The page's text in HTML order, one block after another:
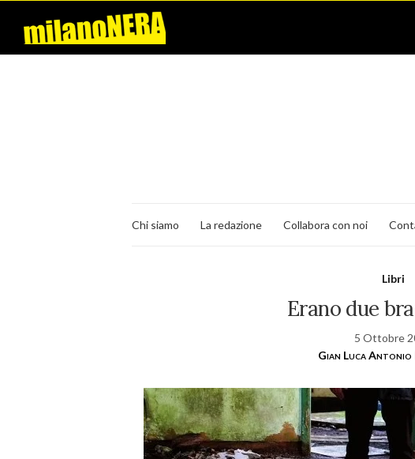
Chi siamo La redazione Collabora con noi
Libri
Erano due
5 Ottobre
Gian Luca Antonio